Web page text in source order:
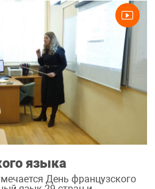
языка
День французского